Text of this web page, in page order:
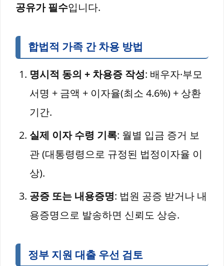
공유가 필수입니다.
합법적 가족 간 차용 방법
명시적 동의 + 차용증 작성: 배우자·부모
서명 + 금액 + 이자율(최소 4.6%) + 상환
기간.
실제 이자 수령 기록: 월별 입금 증거 보
관 (대통령령으로 규정된 법정이자율 이
상).
공증 또는 내용증명: 법원 공증 받거나 내
용증명으로 발송하면 신뢰도 상승.
정부 지원 대출 우선 검토